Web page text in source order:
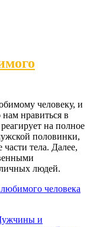
человеку, и
нравиться в
на полное
половинки,
тела. Далее,
людей.
человека
и